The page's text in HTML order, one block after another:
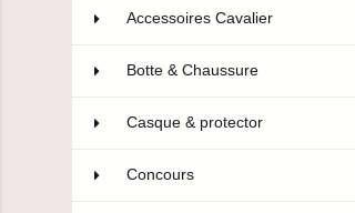
Accessoires Cavalier
Botte & Chaussure
Casque & protector
Concours